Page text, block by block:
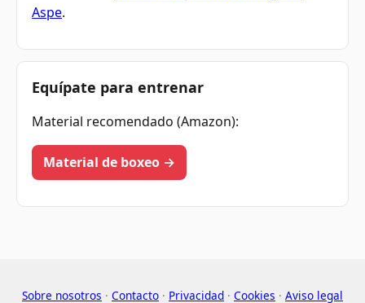
Aspe.
Equípate para entrenar
Material recomendado (Amazon):
Material de boxeo →
Sobre nosotros · Contacto · Privacidad · Cookies · Aviso legal